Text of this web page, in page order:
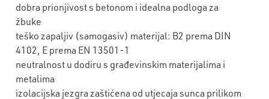
dobra prionjivost s betonom i idealna podloga za
žbuke
teško zapaljiv (samogasiv) materijal: B2 prema DIN
4102, E prema EN 13501-1
neutralnost u dodiru s građevinskim materijalima i
metalima
izolacijska jezgra zaštićena od utjecaja sunca prilikom